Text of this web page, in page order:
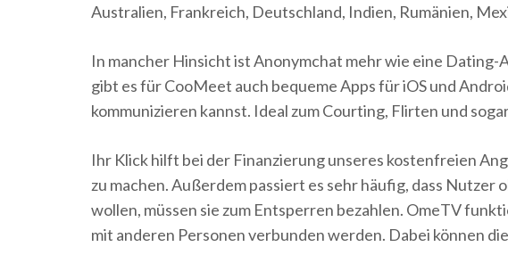
Australien, Frankreich, Deutschland, Indien, Rumänien,
In mancher Hinsicht ist Anonymchat mehr wie eine
gibt es für CooMeet auch bequeme Apps für iOS und
kommunizieren kannst. Ideal zum Courting, Flirten und
Ihr Klick hilft bei der Finanzierung unseres kostenfreien
zu machen. Außerdem passiert es sehr häufig, dass
wollen, müssen sie zum Entsperren bezahlen. OmeTV
mit anderen Personen verbunden werden. Dabei können